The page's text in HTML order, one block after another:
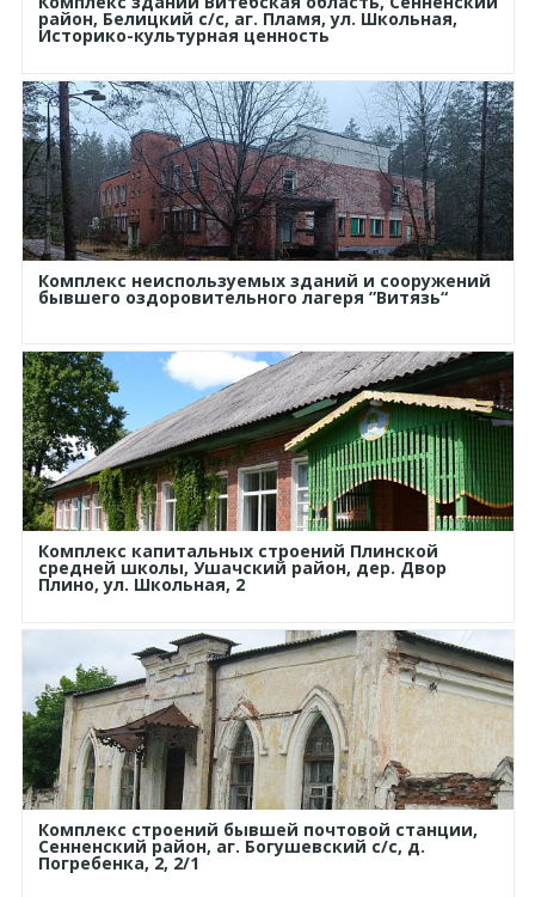
район, Белицкий с/с, аг. Пламя, ул. Школьная,
Историко-культурная ценность
Комплекс неиспользуемых зданий и сооружений
бывшего оздоровительного лагеря ”Витязь“
Комплекс капитальных строений Плинской
средней школы, Ушачский район, дер. Двор
Плино, ул. Школьная, 2
Комплекс строений бывшей почтовой станции,
Сенненский район, аг. Богушевский с/с, д.
Погребенка, 2, 2/1